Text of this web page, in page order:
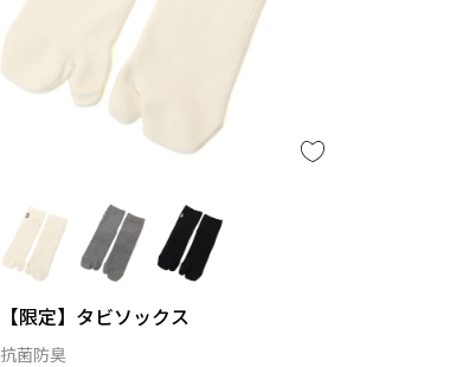
【限定】タビソックス
抗菌防臭